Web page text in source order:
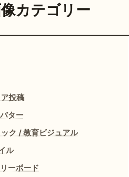
カテゴリー
投稿
ター
ク / 教育ビジュアル
ル
ーボード